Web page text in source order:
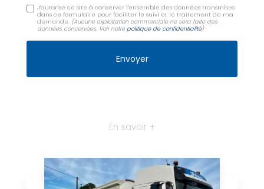
J'autorise ce site à conserver l'ensemble des données transmises
dans ce formulaire pour faciliter le suivi et le traitement de ma
demande. (Aucune exploitation commerciale ne sera faite des
données concervées. Voir notrepolitique de confidentialité)
En savoir +